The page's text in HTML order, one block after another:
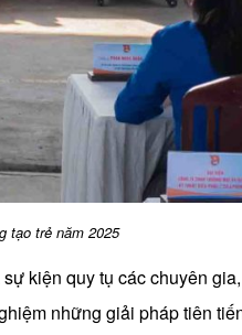
tạo trẻ năm 2025
kiện quy tụ các chuyên
những giải pháp tiên